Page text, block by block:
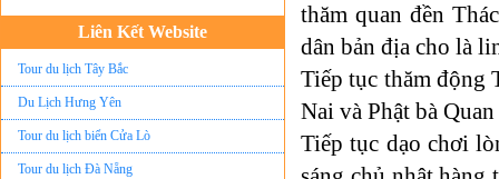
Liên Kết Website
Du lịch quốc tế Ánh Sao Mới
Tour du lịch Tây Bắc
Du Lịch Hưng Yên
Tour du lịch biển Cửa Lò
Tour du lịch Đà Nẵng
thăm quan đền
dân bản địa cho là
Tiếp tục thăm động
Nai và Phật bà
Tiếp tục dạo chơi